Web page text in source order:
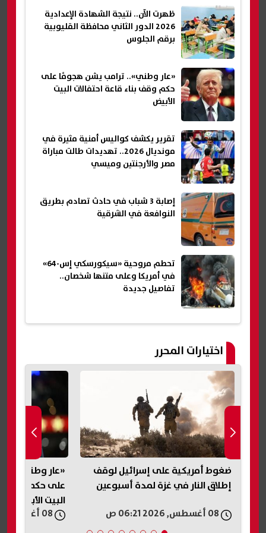
ظهرت الآن.. نتيجة الشهادة الإعدادية
2026 الدور الثاني محافظة القليوبية
برقم الجلوس
«عار وطني».. ترامب يشن هجومًا على
حكم وقف بناء قاعة احتفالات البيت
الأبيض
تقرير يكشف كواليس أمنية مثيرة في
مونديال 2026.. تهديدات طالت مباراة
مصر والأرجنتين وميسي
إصابة 3 شباب في حادث تصادم بطريق
النوافعة في الشرقية
تحطم مروحية «سيكورسكي إس-64»
في أمريكا وعلى متنها شخصان..
تفاصيل جديدة
اختيارات المحرر
ضغوط أمريكية على إسرائيل لوقف
إطلاق النار في غزة لمدة أسبوعين
«عار وطني»..
على حكم وقف
البيت الأبيض